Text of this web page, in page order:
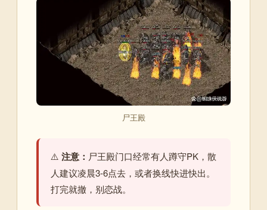
尸王殿
⚠️ 注意： 尸王殿门口经常有人蹲守PK，散
人建议凌晨3-6点去，或者换线快进快出。
打完就撤，别恋战。